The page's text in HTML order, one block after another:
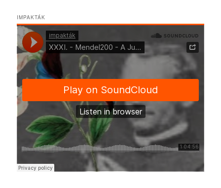
IMPAKTÁK